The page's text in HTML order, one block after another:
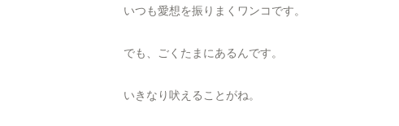
いつも愛想を振りまくワンコです。
でも、ごくたまにあるんです。
いきなり吠えることがね。